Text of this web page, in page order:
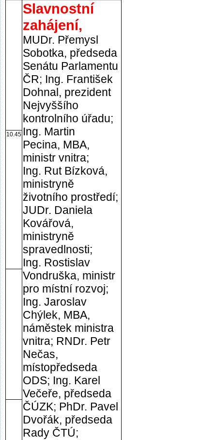
Slavnostní
zahájení,
MUDr. Přemysl
Sobotka, předseda
Senátu Parlamentu
ČR; Ing. František
Dohnal, prezident
Nejvyššího
kontrolního úřadu;
Ing. Martin
Pecina, MBA,
ministr vnitra;
Ing. Rut Bízková,
ministryně
životního prostředí;
JUDr. Daniela
Kovářová,
ministryně
spravedlnosti;
Ing. Rostislav
Vondruška, ministr
pro místní rozvoj;
Ing. Jaroslav
Chýlek, MBA,
náměstek ministra
vnitra; RNDr. Petr
Nečas,
místopředseda
ODS; Ing. Karel
Večeře, předseda
ČÚZK; PhDr. Pavel
Dvořák, předseda
Rady ČTÚ;
10.45